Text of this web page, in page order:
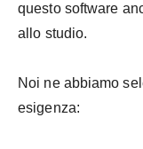
questo software
allo studio.
Noi ne abbiamo
esigenza: